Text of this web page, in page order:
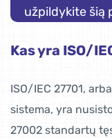
užpildykite šią
Kas yra ISO/
ISO/IEC 27701,
sistema, yra
27002 standartų